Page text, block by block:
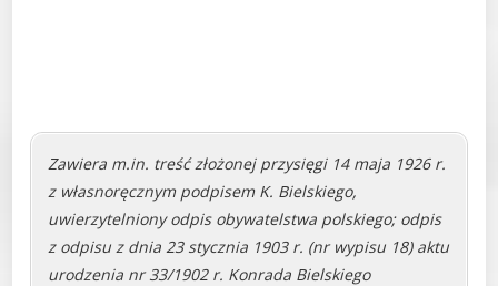
Zawiera m.in. treść złożonej przysięgi 14 maja 1926 r.
z własnoręcznym podpisem K. Bielskiego,
uwierzytelniony odpis obywatelstwa polskiego; odpis
z odpisu z dnia 23 stycznia 1903 r. (nr wypisu 18) aktu
urodzenia nr 33/1902 r. Konrada Bielskiego